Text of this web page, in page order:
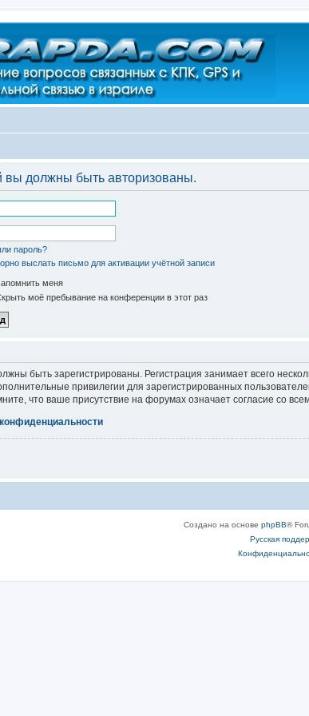
должны быть авторизованы.
пароль?
выслать письмо для активации учётной записи
меня
моё пребывание на конференции в этот раз
быть зарегистрированы. Регистрация занимает всего
привилегии для зарегистрированных
что ваше присутствие на форумах означает согласие со
Создано на основе phpBB®
Русская